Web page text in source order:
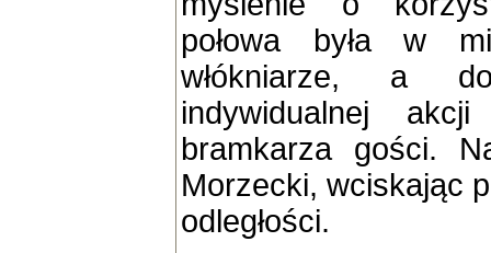
połowa była w
włókniarze, a
indywidualnej akcji
bramkarza gości.
Morzecki, wciskając
odległości.